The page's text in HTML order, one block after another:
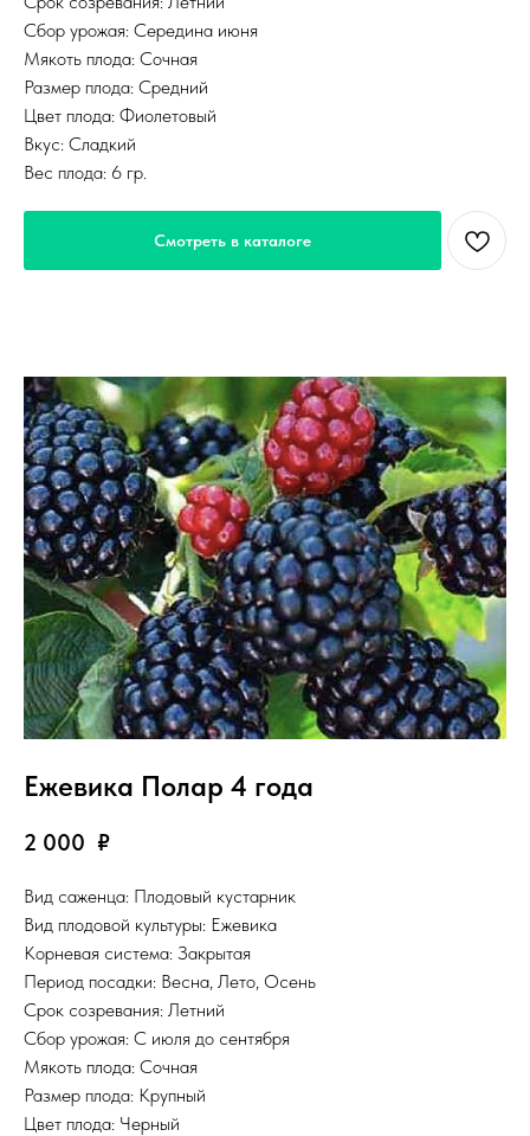
Сбор урожая: Середина июня
Мякоть плода: Сочная
Размер плода: Средний
Цвет плода: Фиолетовый
Вкус: Сладкий
Вес плода: 6 гр.
Смотреть в каталоге
Ежевика Полар 4 года
2 000 ₽
Вид саженца: Плодовый кустарник
Вид плодовой культуры: Ежевика
Корневая система: Закрытая
Период посадки: Весна, Лето, Осень
Срок созревания: Летний
Сбор урожая: С июля до сентября
Мякоть плода: Сочная
Размер плода: Крупный
Цвет плода: Черный